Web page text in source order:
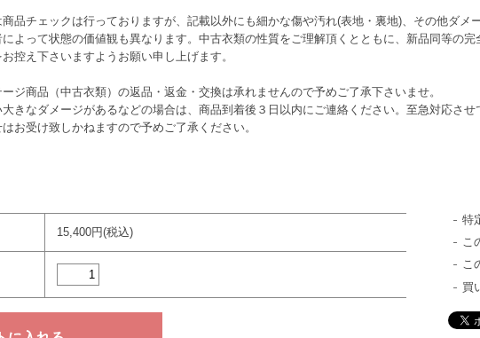
品チェックは行っておりますが、記載以外にも細かな傷や汚れ(表地・裏地)、その他ダメ
よって状態の価値観も異なります。中古衣類の性質をご理解頂くとともに、新品同等の
控え下さいますようお願い申し上げます。
商品（中古衣類）の返品・返金・交換は承れませんので予めご了承下さいませ。
きなダメージがあるなどの場合は、商品到着後３日以内にご連絡ください。至急対応さ
お受け致しかねますので予めご了承ください。
15,400円(税込)
特
こ
こ
買